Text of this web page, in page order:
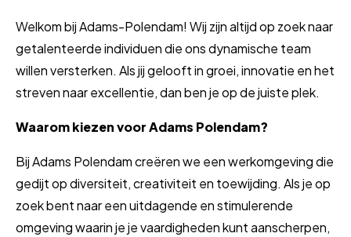
Welkom bij Adams-Polendam! Wij zijn altijd op zoek naar
getalenteerde individuen die ons dynamische team
willen versterken. Als jij gelooft in groei, innovatie en het
streven naar excellentie, dan ben je op de juiste plek.
Waarom kiezen voor Adams Polendam?
Bij Adams Polendam creëren we een werkomgeving die
gedijt op diversiteit, creativiteit en toewijding. Als je op
zoek bent naar een uitdagende en stimulerende
omgeving waarin je je vaardigheden kunt aanscherpen,